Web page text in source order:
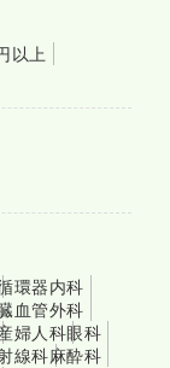
以上
環器内科
血管外科
婦人科眼科
線科麻酔科